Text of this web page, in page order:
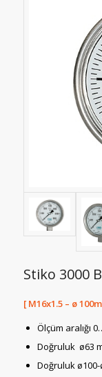
Stiko 3000
[ M16x1.5 – ø
Ölçüm aralığı
Doğruluk ø63
Doğruluk ø100-